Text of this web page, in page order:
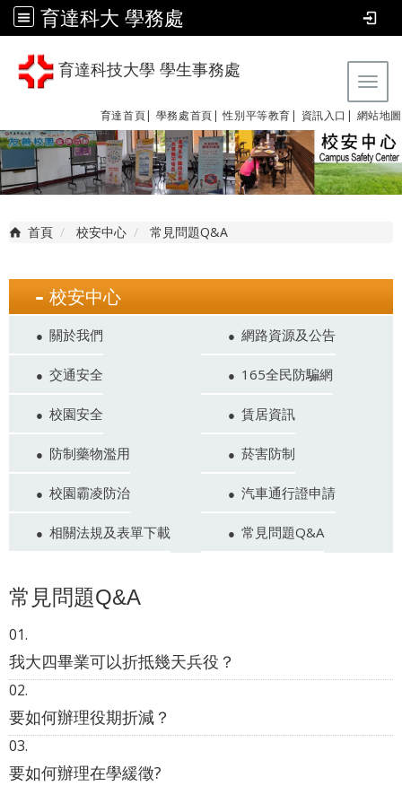
育達科大 學務處
育達科技大學 學生事務處
育達首頁| 學務處首頁| 性別平等教育 | 資訊入口| 網站地圖
首頁 校安中心 常見問題Q&A
校安中心
關於我們 網路資源及公告
交通安全 165全民防騙網
校園安全 賃居資訊
防制藥物濫用 菸害防制
校園霸凌防治 汽車通行證申請
相關法規及表單下載 常見問題Q&A
常見問題Q&A
我大四畢業可以折抵幾天兵役？
要如何辦理役期折減？
要如何辦理在學緩徵?